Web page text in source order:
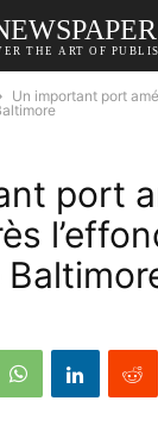
THE ART OF
Un important port
port